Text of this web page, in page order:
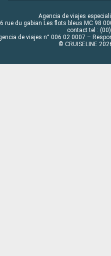
Agencia de viajes
rue du gabian Les flots bleus MC 98
contact tel :
de viajes n° 006 02 0007 –
© CRUISELINE